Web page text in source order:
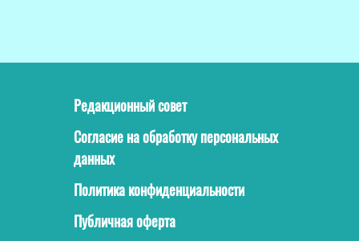
Редакционный совет
Согласие на обработку персональных
данных
Политика конфиденциальности
Публичная оферта